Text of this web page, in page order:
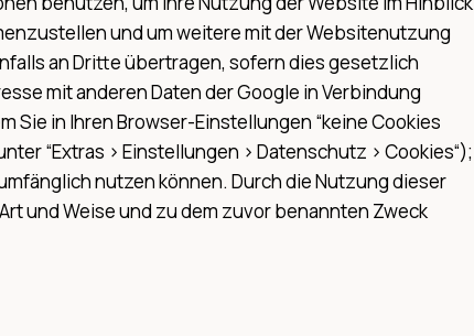
und um weitere mit der Websitenutzung
an Dritte übertragen, sofern dies gesetzlich
mit anderen Daten der Google in Verbindung
Sie in Ihren Browser-Einstellungen “keine Cookies
“Extras > Einstellungen > Datenschutz > Cookies“);
nutzen können. Durch die Nutzung dieser
und Weise und zu dem zuvor benannten Zweck